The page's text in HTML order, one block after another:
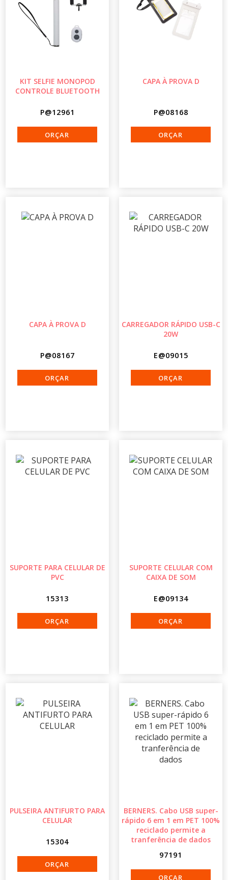
KIT SELFIE MONOPOD
CONTROLE BLUETOOTH
P@12961
CAPA À PROVA D
P@08168
CAPA À PROVA D
P@08167
CARREGADOR RÁPIDO USB-C
20W
E@09015
SUPORTE PARA CELULAR DE
PVC
15313
SUPORTE CELULAR COM
CAIXA DE SOM
E@09134
PULSEIRA ANTIFURTO PARA
CELULAR
15304
BERNERS. Cabo USB super-
rápido 6 em 1 em PET 100%
reciclado permite a
tranferência de dados
97191